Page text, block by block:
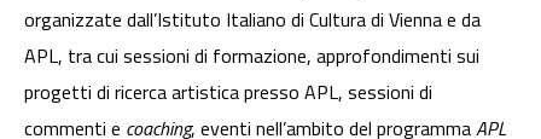
organizzate dall’Istituto Italiano di Cultura di Vienna e da
APL, tra cui sessioni di formazione, approfondimenti sui
progetti di ricerca artistica presso APL, sessioni di
commenti e coaching, eventi nell’ambito del programmaAPL